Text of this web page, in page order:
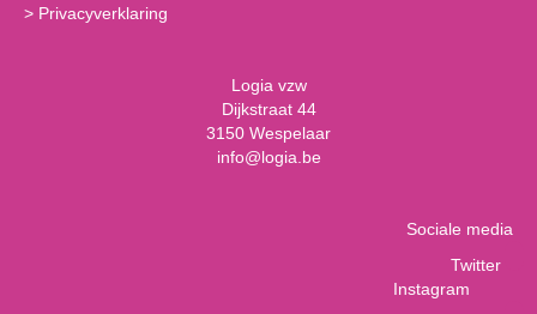
> Privacyverklaring
Logia vzw
Dijkstraat 44
3150 Wespelaar
info@logia.be
Sociale media
Twitter
Instagram